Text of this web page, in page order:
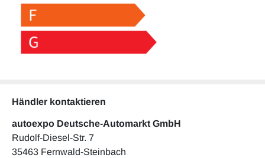
Händler kontaktieren
autoexpo Deutsche-Automarkt GmbH
Rudolf-Diesel-Str. 7
35463 Fernwald-Steinbach